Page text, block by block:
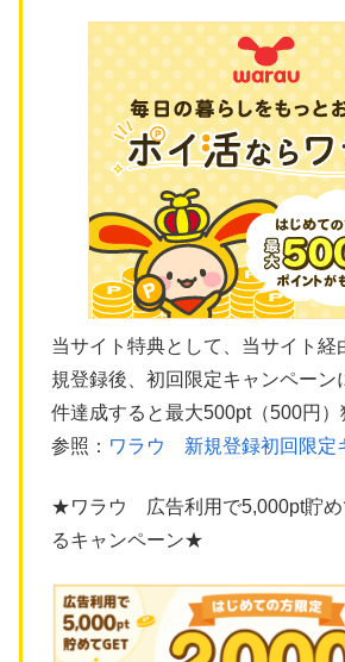
当サイト特典として、当サイト経
規登録後、初回限定キャンペーン
件達成すると最大500pt（500円）
参照： ワラウ 新規登録初回限定
★ワラウ 広告利用で5,000pt貯め
るキャンペーン★